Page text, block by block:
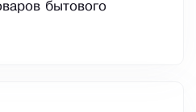
бытового